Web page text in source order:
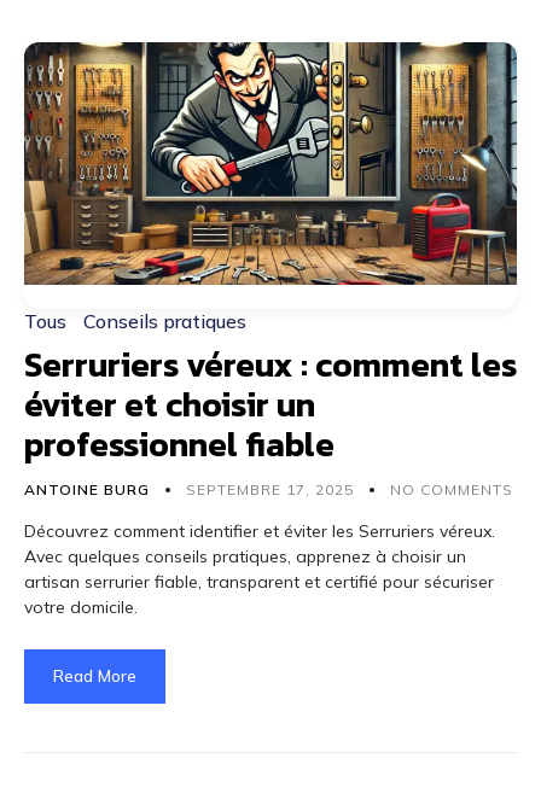
Tous Conseils pratiques
Serruriers véreux : comment les
éviter et choisir un
professionnel fiable
ANTOINE BURG SEPTEMBRE 17, 2025 NO COMMENTS
Découvrez comment identifier et éviter les Serruriers véreux.
Avec quelques conseils pratiques, apprenez à choisir un
artisan serrurier fiable, transparent et certifié pour sécuriser
votre domicile.
Read More